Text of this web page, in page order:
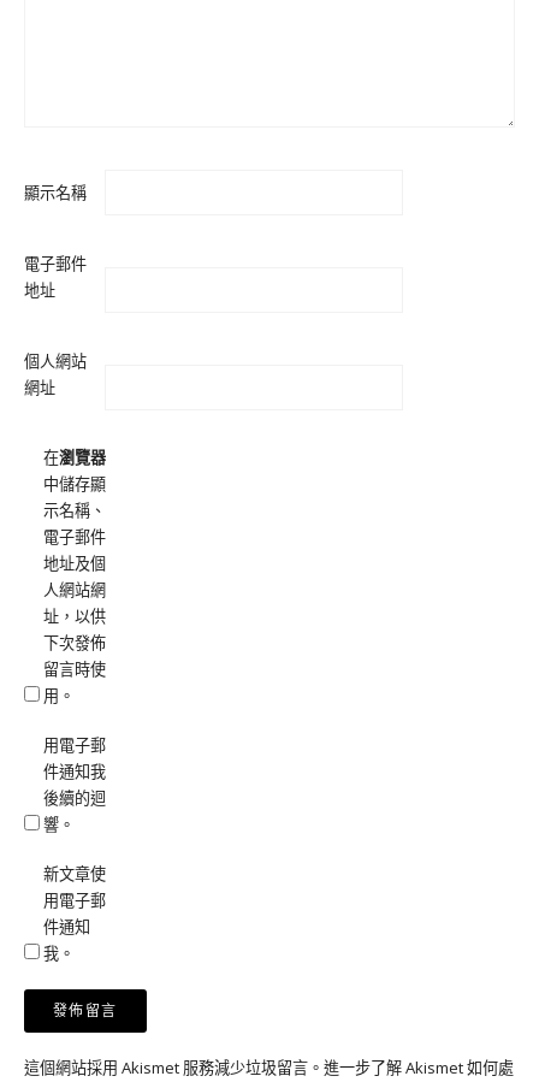
顯示名稱
電子郵件
地址
個人網站
網址
在瀏覽器
中儲存顯
示名稱、
電子郵件
地址及個
人網站網
址，以供
下次發佈
留言時使
用。
用電子郵
件通知我
後續的迴
響。
新文章使
用電子郵
件通知
我。
這個網站採用 Akismet 服務減少垃圾留言。 進一步了解 Akismet 如何處